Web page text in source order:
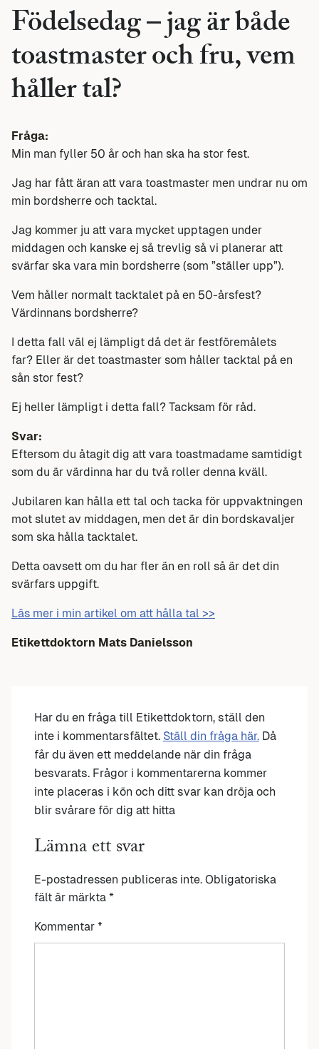
Födelsedag – jag är både
toastmaster och fru, vem
håller tal?
Fråga:
Min man fyller 50 år och han ska ha stor fest.
Jag har fått äran att vara toastmaster men undrar nu om
min bordsherre och tacktal.
Jag kommer ju att vara mycket upptagen under
middagen och kanske ej så trevlig så vi planerar att
svärfar ska vara min bordsherre (som ”ställer upp”).
Vem håller normalt tacktalet på en 50-årsfest?
Värdinnans bordsherre?
I detta fall väl ej lämpligt då det är festföremålets
far? Eller är det toastmaster som håller tacktal på en
sån stor fest?
Ej heller lämpligt i detta fall? Tacksam för råd.
Svar:
Eftersom du åtagit dig att vara toastmadame samtidigt
som du är värdinna har du två roller denna kväll.
Jubilaren kan hålla ett tal och tacka för uppvaktningen
mot slutet av middagen, men det är din bordskavaljer
som ska hålla tacktalet.
Detta oavsett om du har fler än en roll så är det din
svärfars uppgift.
Läs mer i min artikel om att hålla tal >>
Etikettdoktorn Mats Danielsson
Har du en fråga till Etikettdoktorn, ställ den
inte i kommentarsfältet. Ställ din fråga här. Då
får du även ett meddelande när din fråga
besvarats. Frågor i kommentarerna kommer
inte placeras i kön och ditt svar kan dröja och
blir svårare för dig att hitta
Lämna ett svar
E-postadressen publiceras inte. Obligatoriska
fält är märkta *
Kommentar *